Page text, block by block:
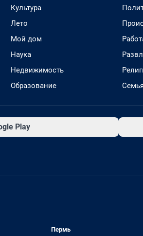
Культура
Лето
Мой дом
Наука
Недвижимость
Образование
Семья
Play
Пермь